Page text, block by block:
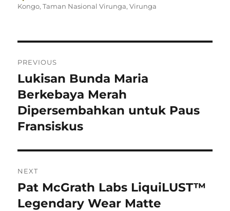
on
Kongo,Taman Nasional Virunga,Virunga
pos
PREVIOUS
Previous
post:
Lukisan Bunda Maria
Berkebaya Merah
Dipersembahkan untuk Paus
Fransiskus
NEXT
Next
post:
Pat McGrath Labs LiquiLUST™
Legendary Wear Matte